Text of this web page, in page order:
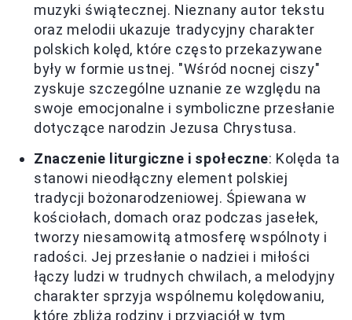
muzyki świątecznej. Nieznany autor tekstu
oraz melodii ukazuje tradycyjny charakter
polskich kolęd, które często przekazywane
były w formie ustnej. "Wśród nocnej ciszy"
zyskuje szczególne uznanie ze względu na
swoje emocjonalne i symboliczne przesłanie
dotyczące narodzin Jezusa Chrystusa.
Znaczenie liturgiczne i społeczne: Kolęda ta
stanowi nieodłączny element polskiej
tradycji bożonarodzeniowej. Śpiewana w
kościołach, domach oraz podczas jasełek,
tworzy niesamowitą atmosferę wspólnoty i
radości. Jej przesłanie o nadziei i miłości
łączy ludzi w trudnych chwilach, a melodyjny
charakter sprzyja wspólnemu kolędowaniu,
które zbliża rodziny i przyjaciół w tym